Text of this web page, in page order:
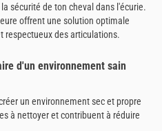
sécurité de ton cheval dans l'écurie.
offrent une solution optimale
respectueux des articulations.
d'un environnement sain
un environnement sec et propre
à nettoyer et contribuent à réduire